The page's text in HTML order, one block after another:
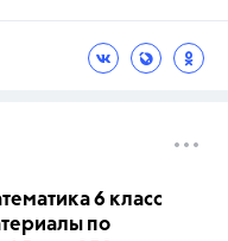
6 класс
по